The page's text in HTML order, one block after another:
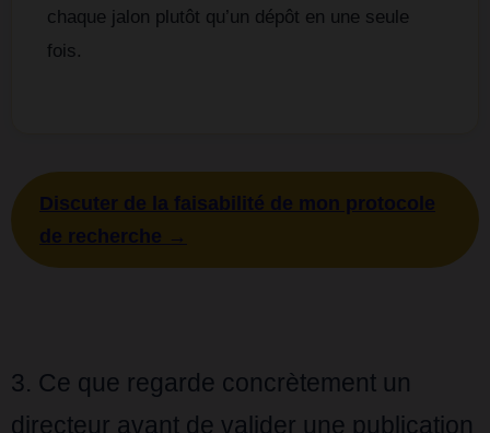
chaque jalon plutôt qu’un dépôt en une seule
fois.
Discuter de la faisabilité de mon protocole
de recherche →
3. Ce que regarde concrètement un
directeur avant de valider une publication